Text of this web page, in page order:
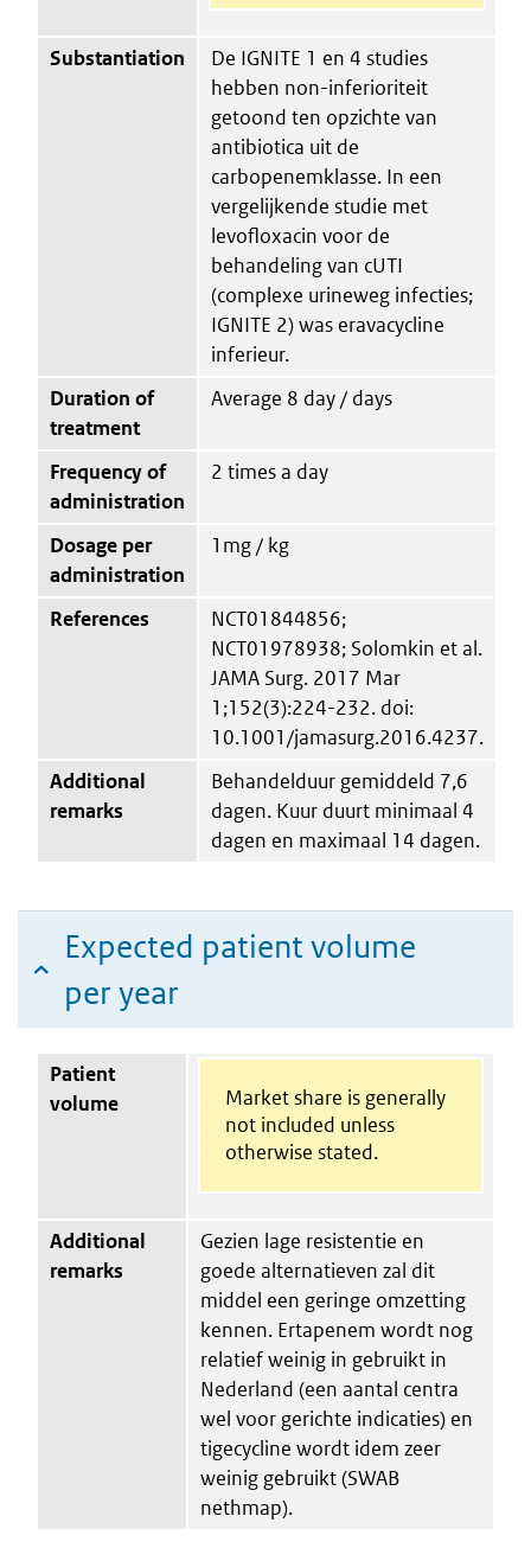
Substantiation
De IGNITE 1 en 4 studies
hebben non-inferioriteit
getoond ten opzichte van
antibiotica uit de
carbopenemklasse. In een
vergelijkende studie met
levofloxacin voor de
behandeling van cUTI
(complexe urineweg infecties;
IGNITE 2) was eravacycline
inferieur.
Duration of
treatment
Average 8 day / days
Frequency of
administration
2 times a day
Dosage per
administration
1mg / kg
References
NCT01844856;
NCT01978938; Solomkin et al.
JAMA Surg. 2017 Mar
1;152(3):224-232. doi:
10.1001/jamasurg.2016.4237.
Additional
remarks
Behandelduur gemiddeld 7,6
dagen. Kuur duurt minimaal 4
dagen en maximaal 14 dagen.
Expected patient volume
per year
Patient
volume
Market share is generally
not included unless
otherwise stated.
Additional
remarks
Gezien lage resistentie en
goede alternatieven zal dit
middel een geringe omzetting
kennen. Ertapenem wordt nog
relatief weinig in gebruikt in
Nederland (een aantal centra
wel voor gerichte indicaties) en
tigecycline wordt idem zeer
weinig gebruikt (SWAB
nethmap).